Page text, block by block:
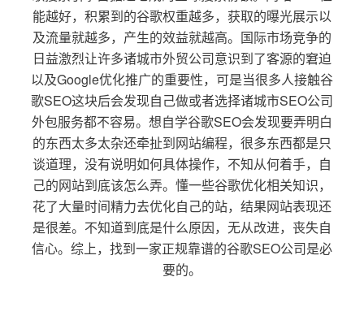
能越好，积累到的谷歌权重越多，获取的曝光展示以
及流量就越多，产生的效益就越高。国际市场竞争的
日益激烈让许多诸城市外贸公司意识到了客源的窘迫
以及Google优化推广的重要性，可是当很多人接触谷
歌SEO这块后会发现自己做或者选择诸城市SEO公司
外包服务都不容易。想自学谷歌SEO会发现要弄明白
的东西太多太杂还牵扯到网站编程，很多东西都是只
谈道理，没有说明如何具体操作，不知从何着手，自
己的网站到底该怎么弄。懂一些谷歌优化相关知识，
花了大量时间精力去优化自己的站，结果网站表现还
是很差。不知道到底是什么原因，无从改进，丧失自
信心。综上，找到一家正规靠谱的谷歌SEO公司是必
要的。